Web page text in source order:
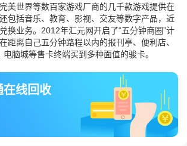
美世界等数百家游戏厂商的几千款游戏提供在
包括音乐、教育、影视、交友等数字产品，近
换业务。2012年汇元网开启了“五分钟商圈”计
距离自己五分钟路程以内的报刊亭、便利店、
脑城等售卡终端买到多种面值的骏卡。
在线回收